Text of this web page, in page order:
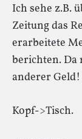
Ich sehe z.B.
Zeitung das
erarbeitete
berichten. Da
anderer Geld!
Kopf->Tisch.